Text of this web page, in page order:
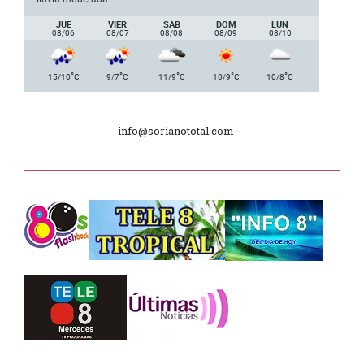
Plan de Regularización de Adeudos
2025
Dpto. de Higiene de la Intendencia.
Tele 8 Tropical – bloque 01
Tele 8 Tropical – bloque 02
JUE
08/06
VIER
08/07
SAB
08/08
DOM
08/09
LUN
08/10
15/10°C 9/7°C 11/9°C 10/9°C 10/8°C
info@sorianototal.com